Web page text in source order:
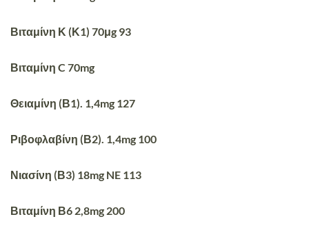
Βιταμίνη Κ (Κ1) 70μg 93
Βιταμίνη C 70mg
Θειαμίνη (Β1). 1,4mg 127
Ριβοφλαβίνη (Β2). 1,4mg 100
Νιασίνη (Β3) 18mg NE 113
Βιταμίνη Β6 2,8mg 200